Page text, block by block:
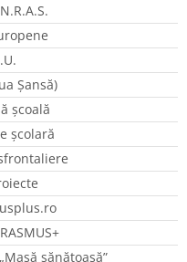
Șansă)
școală
școlară
sănătoasă”